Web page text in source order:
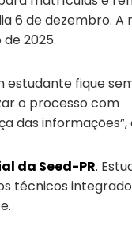
6 de dezembro. A
2025.
fique
o processo com
das informações”,
da Seed-PR.
técnicos